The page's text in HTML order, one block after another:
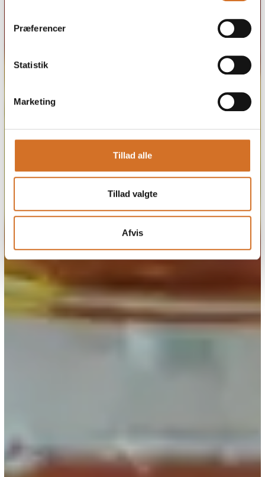
Præferencer
Statistik
Marketing
Tillad alle
Tillad valgte
Afvis